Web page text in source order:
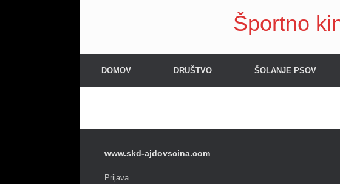
Športno
DOMOV DRUŠTVO ŠOLANJE PSOV
www.skd-ajdovscina.com
Prijava